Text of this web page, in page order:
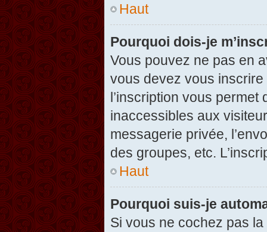
Haut
Pourquoi dois-je
Vous pouvez ne pas en
vous devez vous
l’inscription vous
inaccessibles aux
messagerie privée,
des groupes, etc.
Haut
Pourquoi suis-je
Si vous ne cochez pas